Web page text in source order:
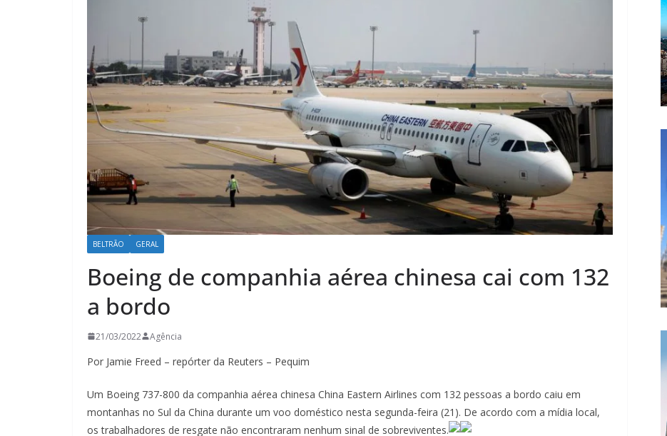
BELTRÃO GERAL
Boeing de companhia aérea chinesa cai com 132
a bordo
21/03/2022 Agência
Por Jamie Freed – repórter da Reuters – Pequim
Um Boeing 737-800 da companhia aérea chinesa China Eastern Airlines com 132 pessoas a bordo caiu em
montanhas no Sul da China durante um voo doméstico nesta segunda-feira (21). De acordo com a mídia local,
os trabalhadores de resgate não encontraram nenhum sinal de sobreviventes.